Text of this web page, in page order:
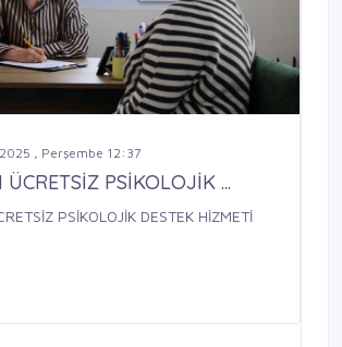
2025 , Perşembe 12:37
PSİKOLOJİK ...
PSİKOLOJİK DESTEK HİZMETİ